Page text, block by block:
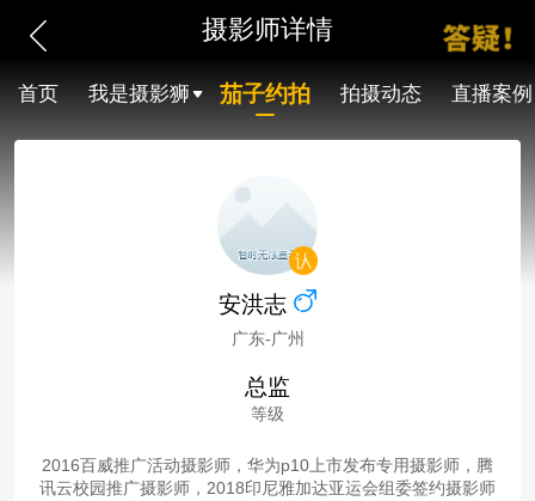
摄影师详情
首页 我是摄影狮 茄子约拍 拍摄动态 直播案例
安洪志
广东-广州
总监
等级
2016百威推广活动摄影师，华为p10上市发布专用摄影师，腾
讯云校园推广摄影师，2018印尼雅加达亚运会组委签约摄影师